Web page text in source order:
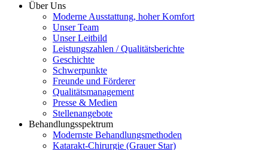
Über Uns
Moderne Ausstattung, hoher Komfort
Unser Team
Unser Leitbild
Leistungszahlen / Qualitätsberichte
Geschichte
Schwerpunkte
Freunde und Förderer
Qualitätsmanagement
Presse & Medien
Stellenangebote
Behandlungsspektrum
Modernste Behandlungsmethoden
Katarakt-Chirurgie (Grauer Star)